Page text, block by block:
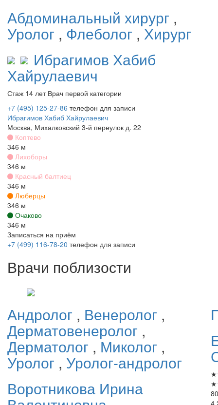
Абдоминальный хирург ,
Уролог , Флеболог ,Хирург
Ибрагимов Хабиб
Хайрулаевич
Стаж 14 лет Врач первой категории
+7 (495) 125-27-86 телефон для записи
Ибрагимов Хабиб Хайрулаевич
Москва, Михалковский 3-й переулок д. 22
Коптево
346 м
Лихоборы
346 м
Красный балтиец
346 м
Люберцы
346 м
Очаково
346 м
Записаться на приём
+7 (499) 116-78-20 телефон для записи
Врачи поблизости
Андролог , Венеролог ,
Дерматовенеролог ,
Дерматолог , Миколог ,
Уролог , Уролог-андролог
Воротникова Ирина
★
★